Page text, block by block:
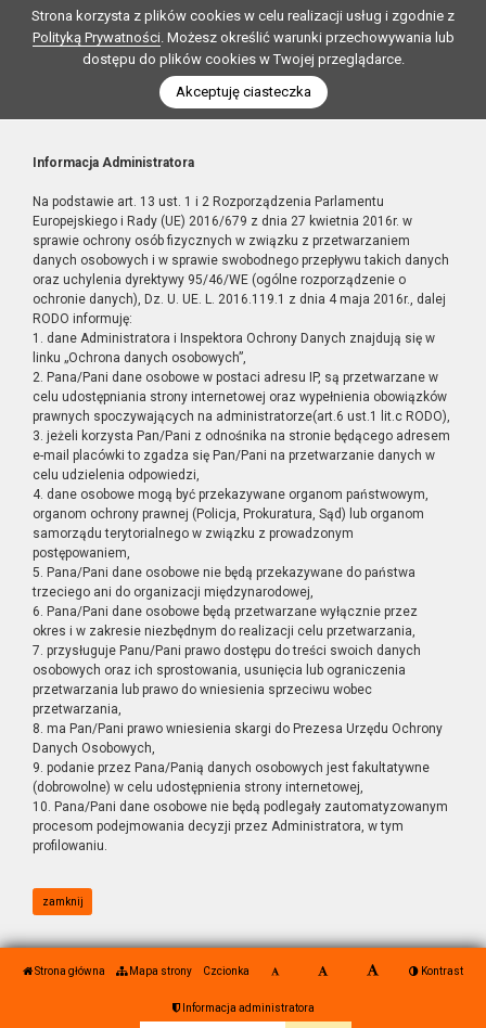
Strona korzysta z plików cookies w celu realizacji usług i zgodnie z
Polityką Prywatności. Możesz określić warunki przechowywania lub
dostępu do plików cookies w Twojej przeglądarce.
Akceptuję ciasteczka
Informacja Administratora
Na podstawie art. 13 ust. 1 i 2 Rozporządzenia Parlamentu
Europejskiego i Rady (UE) 2016/679 z dnia 27 kwietnia 2016r. w
sprawie ochrony osób fizycznych w związku z przetwarzaniem
danych osobowych i w sprawie swobodnego przepływu takich danych
oraz uchylenia dyrektywy 95/46/WE (ogólne rozporządzenie o
ochronie danych), Dz. U. UE. L. 2016.119.1 z dnia 4 maja 2016r., dalej
RODO informuję:
1. dane Administratora i Inspektora Ochrony Danych znajdują się w
linku „Ochrona danych osobowych”,
2. Pana/Pani dane osobowe w postaci adresu IP, są przetwarzane w
celu udostępniania strony internetowej oraz wypełnienia obowiązków
prawnych spoczywających na administratorze(art.6 ust.1 lit.c RODO),
3. jeżeli korzysta Pan/Pani z odnośnika na stronie będącego adresem
e-mail placówki to zgadza się Pan/Pani na przetwarzanie danych w
celu udzielenia odpowiedzi,
4. dane osobowe mogą być przekazywane organom państwowym,
organom ochrony prawnej (Policja, Prokuratura, Sąd) lub organom
samorządu terytorialnego w związku z prowadzonym
postępowaniem,
5. Pana/Pani dane osobowe nie będą przekazywane do państwa
trzeciego ani do organizacji międzynarodowej,
6. Pana/Pani dane osobowe będą przetwarzane wyłącznie przez
okres i w zakresie niezbędnym do realizacji celu przetwarzania,
7. przysługuje Panu/Pani prawo dostępu do treści swoich danych
osobowych oraz ich sprostowania, usunięcia lub ograniczenia
przetwarzania lub prawo do wniesienia sprzeciwu wobec
przetwarzania,
8. ma Pan/Pani prawo wniesienia skargi do Prezesa Urzędu Ochrony
Danych Osobowych,
9. podanie przez Pana/Panią danych osobowych jest fakultatywne
(dobrowolne) w celu udostępnienia strony internetowej,
10. Pana/Pani dane osobowe nie będą podlegały zautomatyzowanym
procesom podejmowania decyzji przez Administratora, w tym
profilowaniu.
zamknij
Strona główna Mapa strony Czcionka Kontrast
Informacja administratora